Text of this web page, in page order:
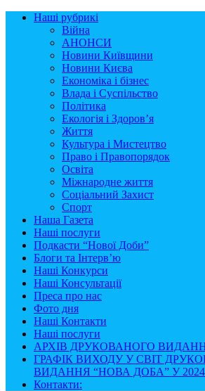
Наші рубрикі
Війна
АНОНСИ
Новини Київщини
Новини Києва
Економіка і бізнес
Влада і Суспільство
Політика
Екологія і Здоров’я
Життя
Культура і Мистецтво
Право і Правопорядок
Освіта
Міжнародне життя
Соціальний Захист
Спорт
Наша Газета
Наші послуги
Подкасти “Нової Доби”
Блоги та Інтерв’ю
Наші Конкурси
Наші Консультації
Преса про нас
Фото дня
Наші Контакти
Наші послуги
АРХІВ ДРУКОВАНОГО
ГРАФІК ВИХОДУ У СВІТ
ВИДАННЯ “НОВА ДОБА” У
Контакти: